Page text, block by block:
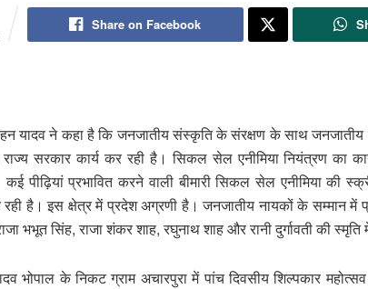
Share on Facebook
यादव ने कहा है कि जनजातीय संस्कृति के संरक्षण के साथ
सरकार कार्य कर रही है। सिकल सेल एनीमिया नियंत्रण का
पीढ़ियां प्रभावित करने वाली बीमारी सिकल सेल एनीमिया की
है। इस क्षेत्र में प्रदेश अग्रणी है। जनजातीय नायकों के सम्मान में
भभूत सिंह, राजा शंकर शाह, रघुनाथ शाह और रानी दुर्गावती की
भोपाल के निकट ग्राम अचारपुरा में पांच दिवसीय शिल्पकार